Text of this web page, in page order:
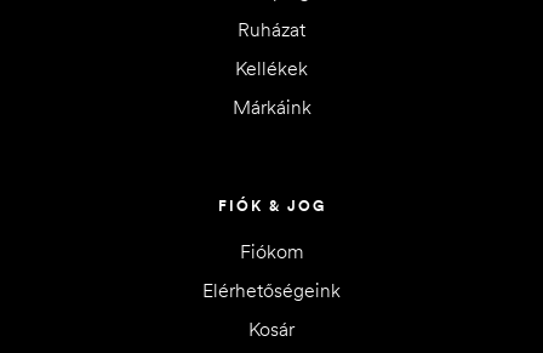
Ruházat
Kellékek
Márkáink
FIÓK & JOG
Fiókom
Elérhetőségeink
Kosár